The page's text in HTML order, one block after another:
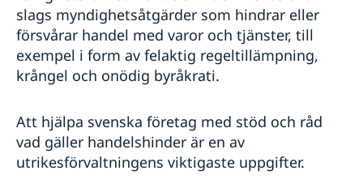
slags myndighetsåtgärder som hindrar eller
försvårar handel med varor och tjänster, till
exempel i form av felaktig regeltillämpning,
krångel och onödig byråkrati.
Att hjälpa svenska företag med stöd och råd
vad gäller handelshinder är en av
utrikesförvaltningens viktigaste uppgifter.